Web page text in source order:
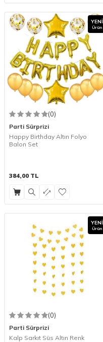
YENI
Ürün
(0)
Parti Sürprizi
Happy Birthday Altın Folyo
Balon Set
384,00 TL
YENI
Ürün
(0)
Parti Sürprizi
Kalp Sarkıt Süs Altın Renk